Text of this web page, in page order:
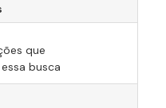
que
busca